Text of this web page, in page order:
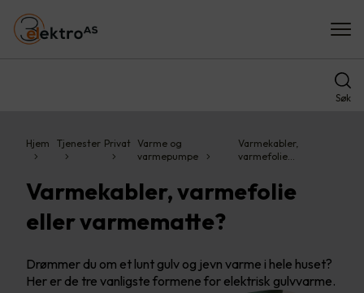
Søk
Hjem Tjenester Privat Varme og
varmepumpe
Varmekabler,
varmefolie…
Varmekabler, varmefolie
eller varmematte?
Drømmer du om et lunt gulv og jevn varme i hele huset?
Her er de tre vanligste formene for elektrisk gulvvarme.